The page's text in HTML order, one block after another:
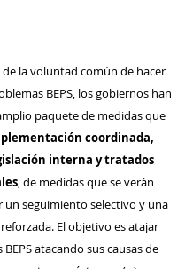
de la voluntad común de hacer
BEPS, los gobiernos han
paquete de medidas que
coordinada,
interna y tratados
, de medidas que se verán
un seguimiento selectivo y una
El objetivo es atajar
atacando sus causas de